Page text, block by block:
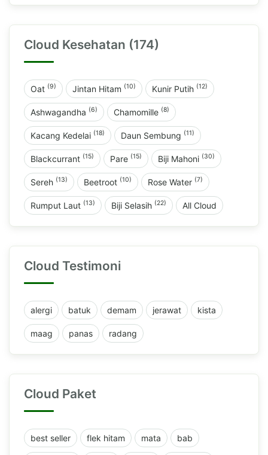
Cloud Kesehatan (174)
Oat (9) Jintan Hitam (10) Kunir Putih (12)
Ashwagandha (6) Chamomille (8)
Kacang Kedelai (18) Daun Sembung (11)
Blackcurrant (15) Pare (15) Biji Mahoni (30)
Sereh (13) Beetroot (10) Rose Water (7)
Rumput Laut (13) Biji Selasih (22) All Cloud
Cloud Testimoni
alergi batuk demam jerawat kista
maag panas radang
Cloud Paket
best seller flek hitam mata bab